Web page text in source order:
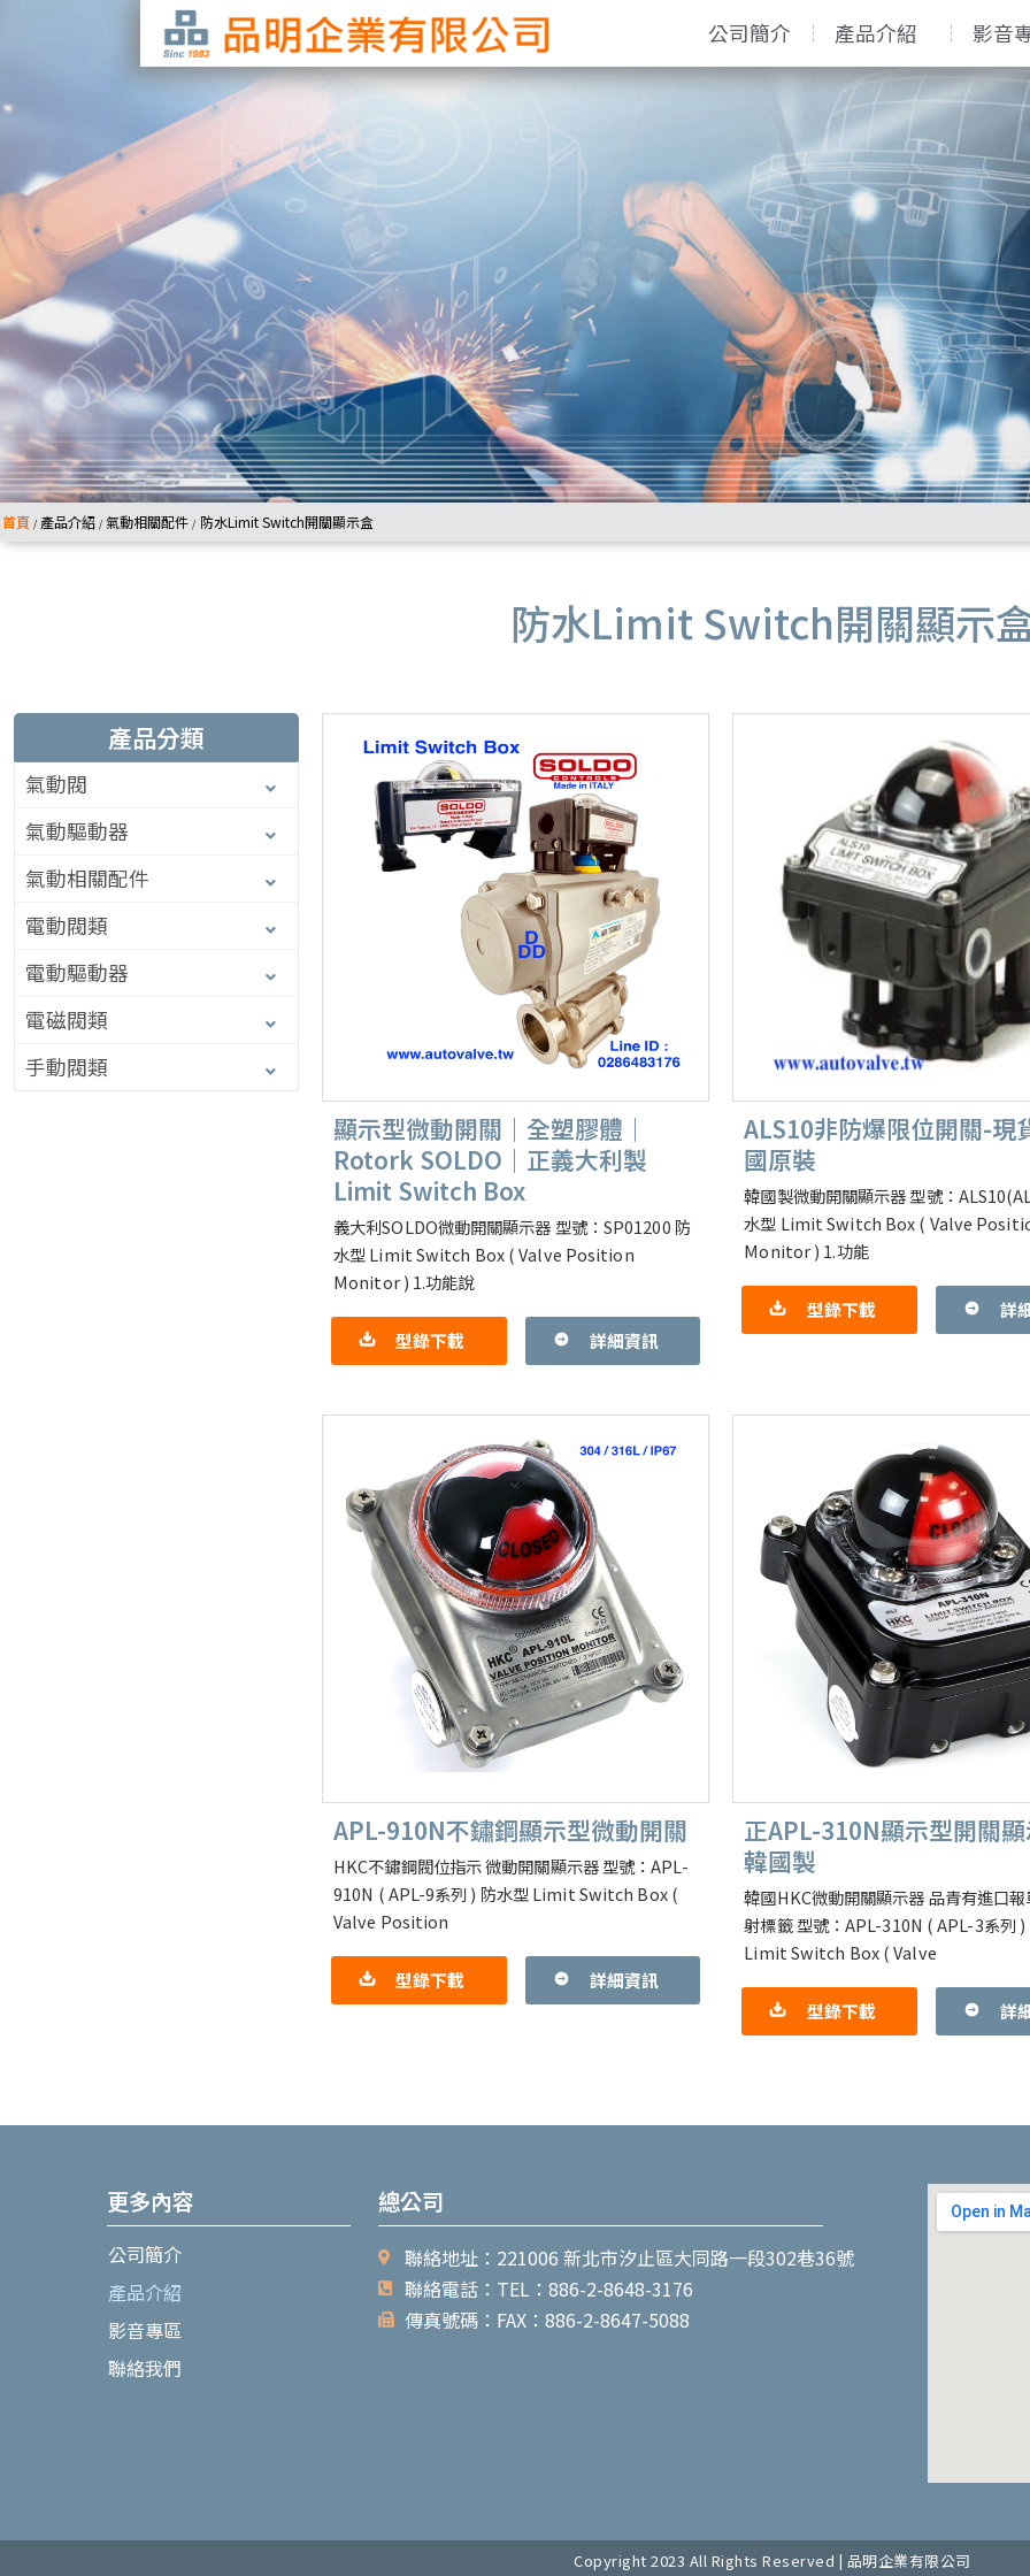
公司簡介 產品介紹 影音
首頁 / 產品介紹 / 氣動相關配件 / 防水Limit Switch開關顯示盒
防水Limit Switch開關顯示
產品分類
氣動閥
氣動驅動器
氣動相關配件
電動閥類
電動驅動器
電磁閥類
手動閥類
顯示型微動開關｜全塑膠體｜
Rotork SOLDO｜正義大利製
Limit Switch Box
義大利SOLDO微動開關顯示器 型號：SP01200 防
水型 Limit Switch Box ( Valve Position
Monitor ) 1.功能說
型錄下載 詳細資訊
ALS10非防爆限位開關-現
國原裝
韓國製微動開關顯示器 型號：
水型 Limit Switch Box ( Valve
Monitor ) 1.功能
型錄下載 詳
APL-910N不鏽鋼顯示型微動開關
HKC不鏽鋼閥位指示 微動開關顯示器 型號：APL-
910N ( APL-9系列 ) 防水型 Limit Switch Box (
Valve Position
型錄下載 詳細資訊
正APL-310N顯示型開關
韓國製
韓國HKC微動開關顯示器 品青有進口
射標籤 型號：APL-310N ( APL-3系列 )
Limit Switch Box ( Valve
型錄下載 詳
更多內容
公司簡介
產品介紹
影音專區
聯絡我們
總公司
聯絡地址：221006 新北市汐止區大同路一段302巷36號
聯絡電話：TEL：886-2-8648-3176
傳真號碼：FAX：886-2-8647-5088
Copyright 2023 All Rights Reserved | 品明企業有限公司